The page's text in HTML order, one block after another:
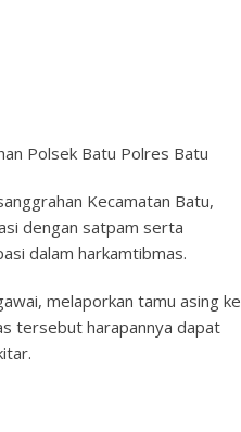
Polsek Batu Polres Batu
Kecamatan Batu,
dengan satpam serta
dalam harkamtibmas.
melaporkan tamu asing ke
tersebut harapannya dapat